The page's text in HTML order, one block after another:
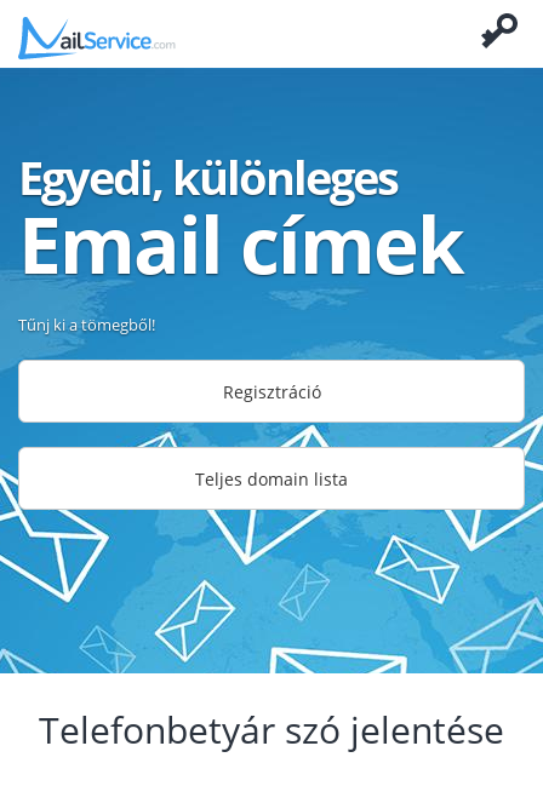
Egyedi, különleges
Email címek
Tűnj ki a tömegből!
Regisztráció
Teljes domain lista
Telefonbetyár szó jelentése